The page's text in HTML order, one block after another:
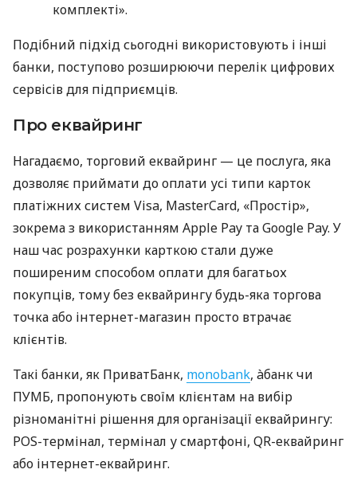
комплекті».
Подібний підхід сьогодні використовують і інші
банки, поступово розширюючи перелік цифрових
сервісів для підприємців.
Про еквайринг
Нагадаємо, торговий еквайринг — це послуга, яка
дозволяє приймати до оплати усі типи карток
платіжних систем Visa, MasterCard, «Простір»,
зокрема з використанням Apple Pay та Google Pay. У
наш час розрахунки карткою стали дуже
поширеним способом оплати для багатьох
покупців, тому без еквайрингу будь-яка торгова
точка або інтернет-магазин просто втрачає
клієнтів.
Такі банки, як ПриватБанк, monobank, àбанк чи
ПУМБ, пропонують своїм клієнтам на вибір
різноманітні рішення для організації еквайрингу:
POS-термінал, термінал у смартфоні, QR-еквайринг
або інтернет-еквайринг.